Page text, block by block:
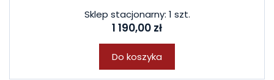
Sklep stacjonarny: 1 szt.
1 190,00 zł
Do koszyka